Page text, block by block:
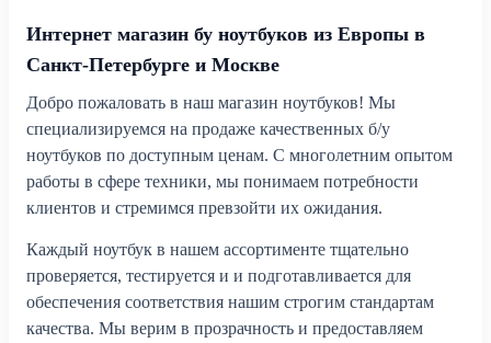
Интернет магазин бу ноутбуков из Европы в
Санкт-Петербурге и Москве
Добро пожаловать в наш магазин ноутбуков! Мы
специализируемся на продаже качественных б/у
ноутбуков по доступным ценам. С многолетним опытом
работы в сфере техники, мы понимаем потребности
клиентов и стремимся превзойти их ожидания.
Каждый ноутбук в нашем ассортименте тщательно
проверяется, тестируется и и подготавливается для
обеспечения соответствия нашим строгим стандартам
качества. Мы верим в прозрачность и предоставляем